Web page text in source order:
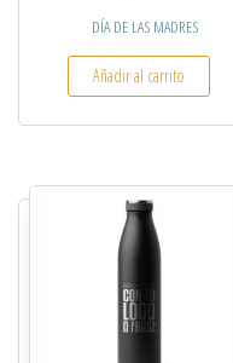
DÍA DE LAS MADRES
Añadir al carrito